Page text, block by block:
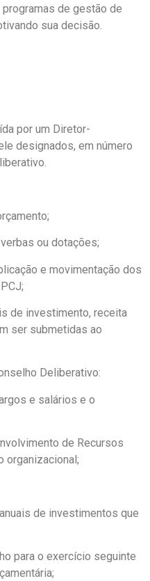
de gestão de
sua decisão.
por um Diretor-
designados, em número
ou dotações;
e movimentação dos
de investimento, receita
ser submetidas ao
Deliberativo:
e salários e o
de Recursos
organizacional;
de investimentos que
para o exercício seguinte